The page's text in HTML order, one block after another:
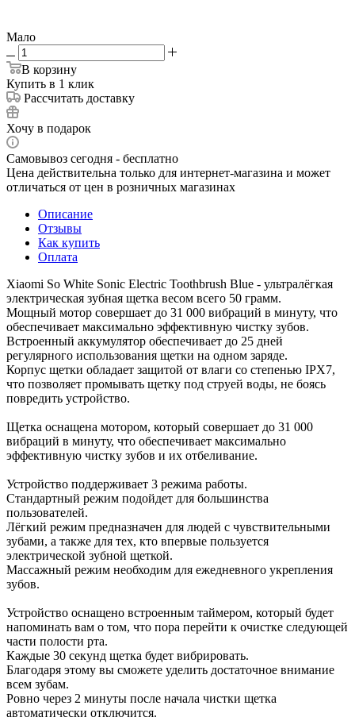
Мало
В корзину
Купить в 1 клик
Рассчитать доставку
Хочу в подарок
Самовывоз сегодня - бесплатно
Цена действительна только для интернет-магазина и может
отличаться от цен в розничных магазинах
Описание
Отзывы
Как купить
Оплата
Xiaomi So White Sonic Electric Toothbrush Blue - ультралёгкая
электрическая зубная щетка весом всего 50 грамм.
Мощный мотор совершает до 31 000 вибраций в минуту, что
обеспечивает максимально эффективную чистку зубов.
Встроенный аккумулятор обеспечивает до 25 дней
регулярного использования щетки на одном заряде.
Корпус щетки обладает защитой от влаги со степенью IPX7,
что позволяет промывать щетку под струей воды, не боясь
повредить устройство.
Щетка оснащена мотором, который совершает до 31 000
вибраций в минуту, что обеспечивает максимально
эффективную чистку зубов и их отбеливание.
Устройство поддерживает 3 режима работы.
Стандартный режим подойдет для большинства
пользователей.
Лёгкий режим предназначен для людей с чувствительными
зубами, а также для тех, кто впервые пользуется
электрической зубной щеткой.
Массажный режим необходим для ежедневного укрепления
зубов.
Устройство оснащено встроенным таймером, который будет
напоминать вам о том, что пора перейти к очистке следующей
части полости рта.
Каждые 30 секунд щетка будет вибрировать.
Благодаря этому вы сможете уделить достаточное внимание
всем зубам.
Ровно через 2 минуты после начала чистки щетка
автоматически отключится.